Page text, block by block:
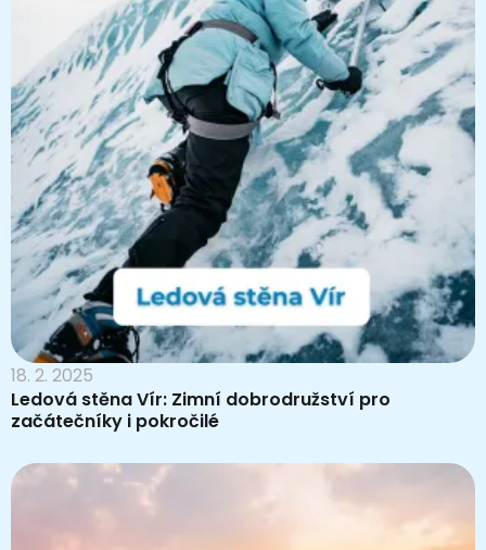
18. 2. 2025
Ledová stěna Vír: Zimní dobrodružství pro
začátečníky i pokročilé